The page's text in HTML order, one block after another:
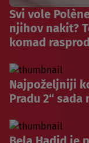
Svi vole
njihov nakit?
komad
Najpoželjniji
Pradu 2“